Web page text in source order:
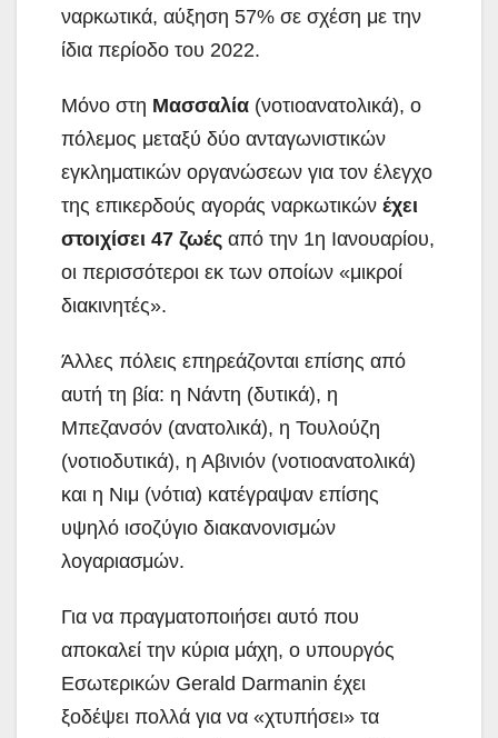
ναρκωτικά, αύξηση 57% σε σχέση με την
ίδια περίοδο του 2022.
Μόνο στη Μασσαλία (νοτιοανατολικά), ο
πόλεμος μεταξύ δύο ανταγωνιστικών
εγκληματικών οργανώσεων για τον έλεγχο
της επικερδούς αγοράς ναρκωτικών έχει
στοιχίσει 47 ζωές από την 1η Ιανουαρίου,
οι περισσότεροι εκ των οποίων «μικροί
διακινητές».
Άλλες πόλεις επηρεάζονται επίσης από
αυτή τη βία: η Νάντη (δυτικά), η
Μπεζανσόν (ανατολικά), η Τουλούζη
(νοτιοδυτικά), η Αβινιόν (νοτιοανατολικά)
και η Νιμ (νότια) κατέγραψαν επίσης
υψηλό ισοζύγιο διακανονισμών
λογαριασμών.
Για να πραγματοποιήσει αυτό που
αποκαλεί την κύρια μάχη, ο υπουργός
Εσωτερικών Gerald Darmanin έχει
ξοδέψει πολλά για να «χτυπήσει» τα